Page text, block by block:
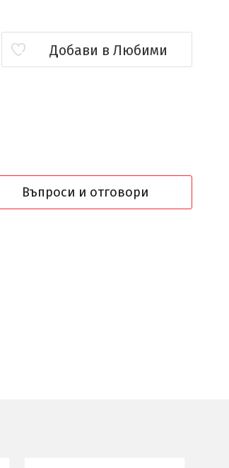
Добави в Любими
Въпроси и отговори